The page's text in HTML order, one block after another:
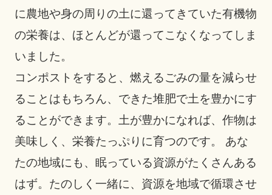
に農地や身の周りの土に還ってきていた有機物
の栄養は、ほとんどが還ってこなくなってしま
いました。
コンポストをすると、燃えるごみの量を減らせ
ることはもちろん、できた堆肥で土を豊かにす
ることができます。土が豊かになれば、作物は
美味しく、栄養たっぷりに育つのです。 あな
たの地域にも、眠っている資源がたくさんある
はず。たのしく一緒に、資源を地域で循環させ